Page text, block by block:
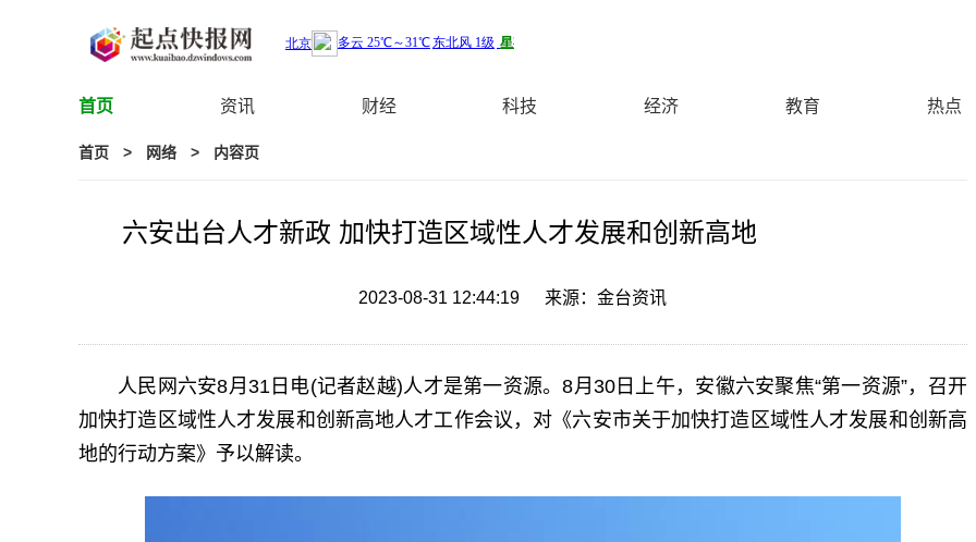
首页 资讯 财经 科技 经济 教育 热点
首页 > 网络 > 内容页
六安出台人才新政 加快打造区域性人才发展和创新高地
2023-08-31 12:44:19 来源：金台资讯
人民网六安8月31日电(记者赵越)人才是第一资源。8月30日上午，安徽六安聚焦“第一资源”，召开
加快打造区域性人才发展和创新高地人才工作会议，对《六安市关于加快打造区域性人才发展和创新高
地的行动方案》予以解读。